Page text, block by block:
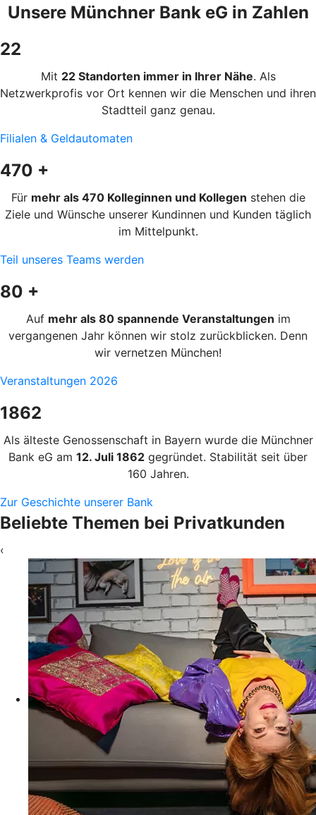
Unsere Münchner Bank eG in Zahlen
22
Mit 22 Standorten immer in Ihrer Nähe. Als
Netzwerkprofis vor Ort kennen wir die Menschen und ihren
Stadtteil ganz genau.
Filialen & Geldautomaten
470 +
Für mehr als 470 Kolleginnen und Kollegen stehen die
Ziele und Wünsche unserer Kundinnen und Kunden täglich
im Mittelpunkt.
Teil unseres Teams werden
80 +
Auf mehr als 80 spannende Veranstaltungen im
vergangenen Jahr können wir stolz zurückblicken. Denn
wir vernetzen München!
Veranstaltungen 2026
1862
Als älteste Genossenschaft in Bayern wurde die Münchner
Bank eG am 12. Juli 1862 gegründet. Stabilität seit über
160 Jahren.
Zur Geschichte unserer Bank
Beliebte Themen bei Privatkunden
‹